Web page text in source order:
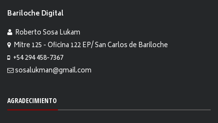
Bariloche Digital
Roberto Sosa Lukam
Mitre 125 - Oficina 122 EP/ San Carlos de Bariloche
+54 294 458-7367
sosalukman@gmail.com
AGRADECIMIENTO